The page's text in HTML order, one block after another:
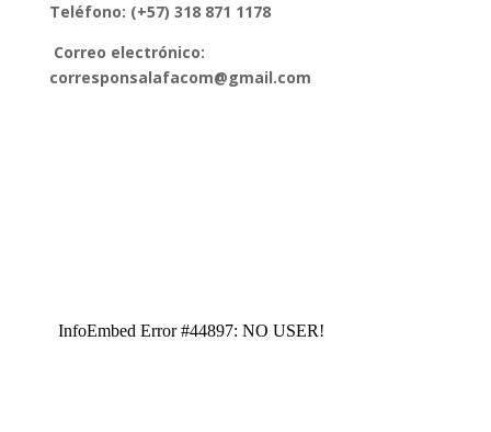
Teléfono: (+57) 318 871 1178
Correo electrónico:
corresponsalafacom@gmail.com